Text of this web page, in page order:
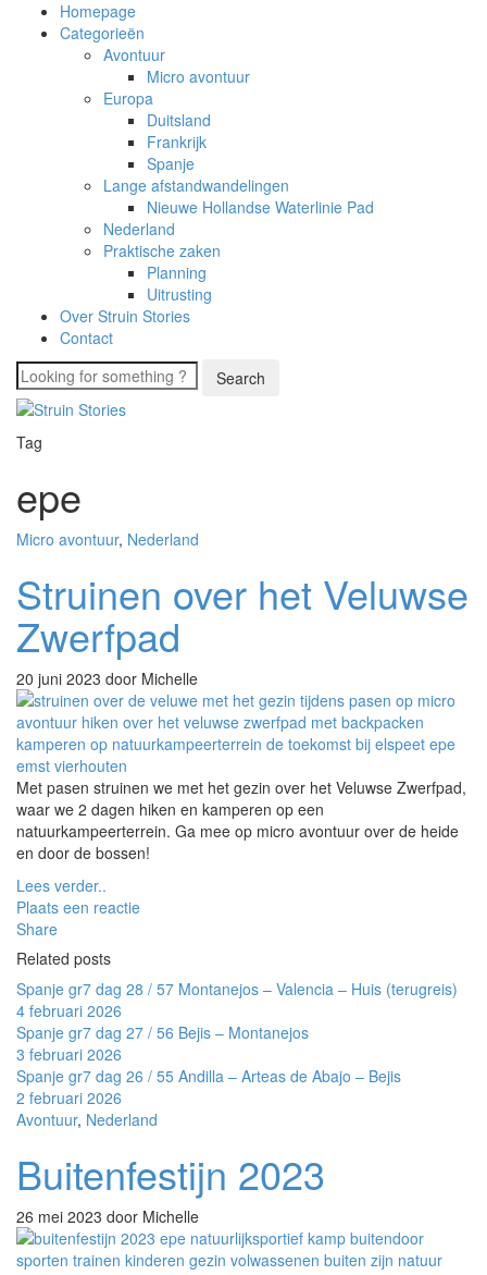
Homepage
Categorieën
Avontuur
Micro avontuur
Europa
Duitsland
Frankrijk
Spanje
Lange afstandwandelingen
Nieuwe Hollandse Waterlinie Pad
Nederland
Praktische zaken
Planning
Uitrusting
Over Struin Stories
Contact
Tag
epe
Micro avontuur, Nederland
Struinen over het Veluwse
Zwerfpad
20 juni 2023 door Michelle
Met pasen struinen we met het gezin over het Veluwse Zwerfpad,
waar we 2 dagen hiken en kamperen op een
natuurkampeerterrein. Ga mee op micro avontuur over de heide
en door de bossen!
Lees verder..
Plaats een reactie
Share
Related posts
Spanje gr7 dag 28 / 57 Montanejos – Valencia – Huis (terugreis)
4 februari 2026
Spanje gr7 dag 27 / 56 Bejis – Montanejos
3 februari 2026
Spanje gr7 dag 26 / 55 Andilla – Arteas de Abajo – Bejis
2 februari 2026
Avontuur, Nederland
Buitenfestijn 2023
26 mei 2023 door Michelle